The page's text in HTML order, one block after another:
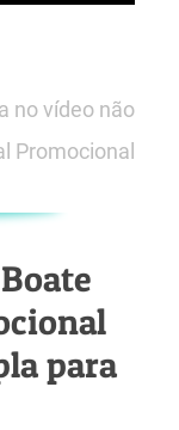
no vídeo não
Promocional
para